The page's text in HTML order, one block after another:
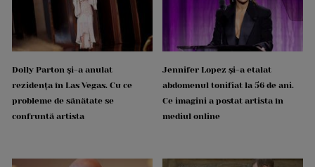
Dolly Parton și-a anulat
rezidența în Las Vegas. Cu ce
probleme de sănătate se
confruntă artista
Jennifer Lopez și-a etalat
abdomenul tonifiat la 56 de ani.
Ce imagini a postat artista în
mediul online